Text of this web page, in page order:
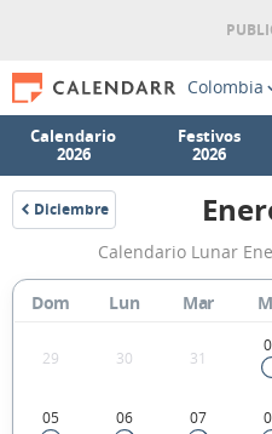
Colombia
Calendario
2026
Festivos
2026
Diciembre
2120
Calendario Lunar
Dom Lun Mar
29 30 31
05 06 07